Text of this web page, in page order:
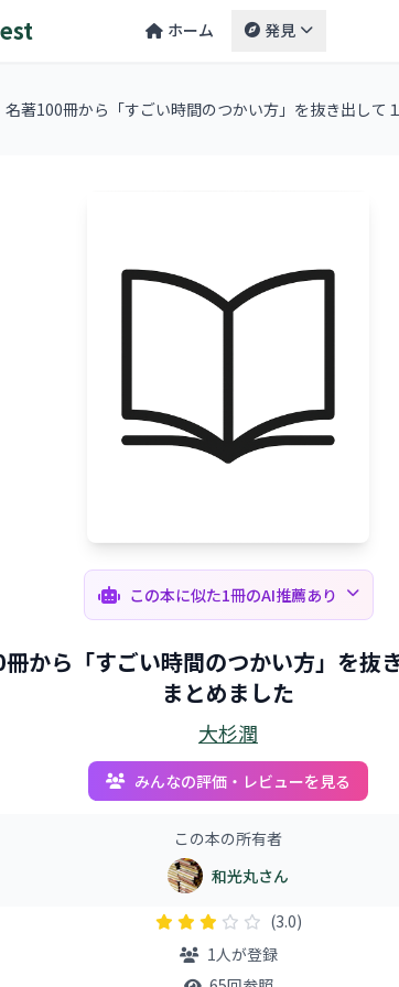
ホーム 発見
名著100冊から「すごい時間のつかい方」を抜き出して
この本に似た1冊のAI推薦あり
から「すごい時間のつかい方」を抜
まとめました
大杉潤
みんなの評価・レビューを見る
この本の所有者
和光丸さん
(3.0)
1人が登録